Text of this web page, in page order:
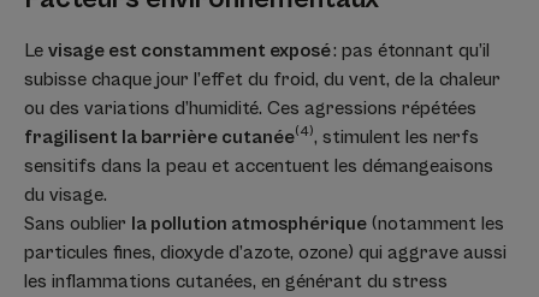
Le visage est constamment exposé: pas étonnant qu’il
subisse chaque jour l’effet du froid, du vent, de la chaleur
ou des variations d’humidité. Ces agressions répétées
fragilisent la barrière cutanée(4), stimulent les nerfs
sensitifs dans la peau et accentuent les démangeaisons
du visage.
Sans oublier la pollution atmosphérique (notamment les
particules fines, dioxyde d’azote, ozone) qui aggrave aussi
les inflammations cutanées, en générant du stress